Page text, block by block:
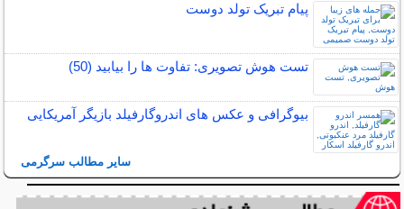
پیام تبریک تولد دوست
تست هوش تصویری: تفاوت ها را بیابید (50)
بیوگرافی و عکس های اندروگارفیلد بازیگر آمریکایی
سایر مطالب سرگرمی